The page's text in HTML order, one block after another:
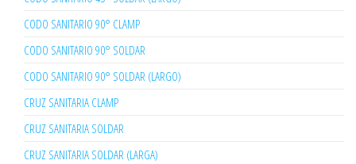
CODO SANITARIO 90° CLAMP
CODO SANITARIO 90° SOLDAR
CODO SANITARIO 90° SOLDAR (LARGO)
CRUZ SANITARIA CLAMP
CRUZ SANITARIA SOLDAR
CRUZ SANITARIA SOLDAR (LARGA)